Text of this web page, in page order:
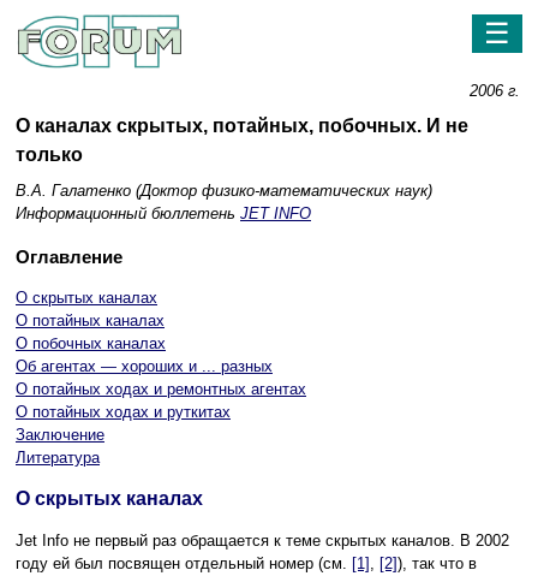
☰
2006 г.
О каналах скрытых, потайных, побочных. И не
только
В.А. Галатенко (Доктор физико-математических наук)
Информационный бюллетень JET INFO
Оглавление
О скрытых каналах
О потайных каналах
О побочных каналах
Об агентах — хороших и ... разных
О потайных ходах и ремонтных агентах
О потайных ходах и руткитах
Заключение
Литература
О скрытых каналах
Jet Info не первый раз обращается к теме скрытых каналов. В 2002
году ей был посвящен отдельный номер (см. [1] , [2]), так что в